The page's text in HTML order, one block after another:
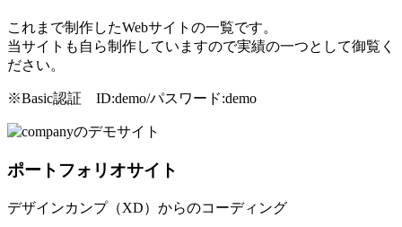
これまで制作したWebサイトの一覧です。
当サイトも自ら制作していますので実績の一つとして御覧く
ださい。
※Basic認証 ID:demo/パスワード:demo
ポートフォリオサイト
デザインカンプ（XD）からのコーディング